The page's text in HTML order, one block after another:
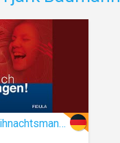
Wo Ist Der Weihnachtsmann? (Audio)